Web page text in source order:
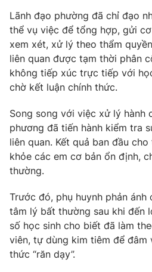
Giải sao mai
Sao
Làm đẹp
Chất lượng cuộc sống
Giáo dục
Tuyển sinh
Học trực tuyến
Công nghệ
Hitech Công nghệ tương lai
Thị trường
Tư vấn
Giao lưu trực tuyến
Lịch phát sóng
Chuyên mục khác
Photo
Video
Lãnh đạo phường đã chỉ đạo
thể vụ việc để tổng hợp, gửi
xem xét, xử lý theo thẩm
liên quan được tạm thời phân
không tiếp xúc trực tiếp với
chờ kết luận chính thức.
Song song với việc xử lý hành
phương đã tiến hành kiểm tra
liên quan. Kết quả ban đầu
khỏe các em cơ bản ổn định,
thường.
Trước đó, phụ huynh phản ánh
tâm lý bất thường sau khi đến
số học sinh cho biết đã làm
viên, tự dùng kim tiêm để đâm
thức “răn dạy”.